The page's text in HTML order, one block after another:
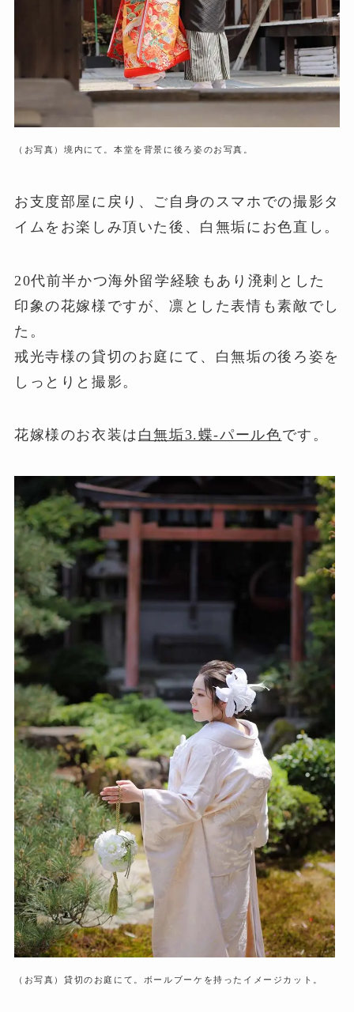
（お写真）境内にて。本堂を背景に後ろ姿のお写真。
お支度部屋に戻り、ご自身のスマホでの撮影タ
イムをお楽しみ頂いた後、白無垢にお色直し。
20代前半かつ海外留学経験もあり溌剌とした
印象の花嫁様ですが、凛とした表情も素敵でし
た。
戒光寺様の貸切のお庭にて、白無垢の後ろ姿を
しっとりと撮影。
花嫁様のお衣装は 白無垢3.蝶-パール色です。
（お写真）貸切のお庭にて。ボールブーケを持ったイメージカット。